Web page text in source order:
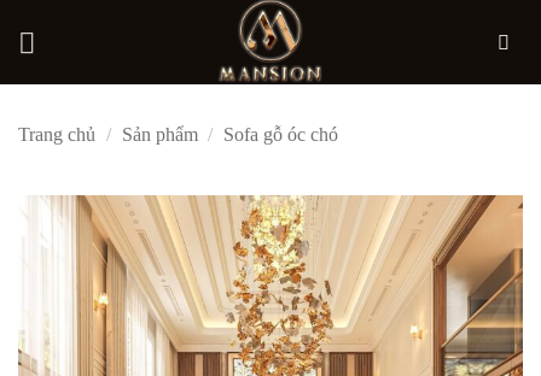
qua
Trang chủ / Sản phẩm / Sofa gỗ óc chó